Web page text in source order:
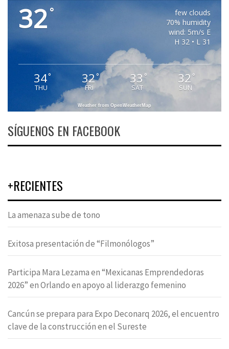
32 °
few clouds
70% humidity
wind: 5m/s E
H 32 • L 31
34°
THU
32°
FRI
33 °
SAT
32 °
SUN
Weather from OpenWeatherMap
SÍGUENOS EN FACEBOOK
+RECIENTES
La amenaza sube de tono
Exitosa presentación de “Filmonólogos”
Participa Mara Lezama en “Mexicanas Emprendedoras
2026” en Orlando en apoyo al liderazgo femenino
Cancún se prepara para Expo Deconarq 2026, el encuentro
clave de la construcción en el Sureste